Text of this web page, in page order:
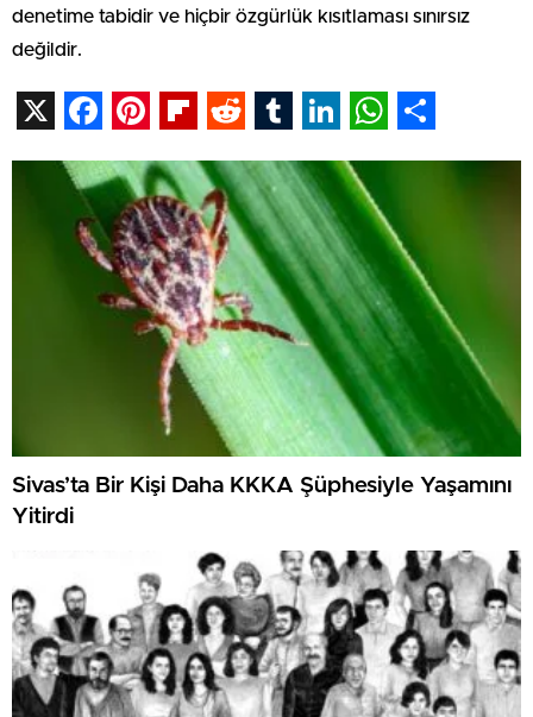
denetime tabidir ve hiçbir özgürlük kısıtlaması sınırsız
değildir.
Sivas’ta Bir Kişi Daha KKKA Şüphesiyle Yaşamını
Yitirdi